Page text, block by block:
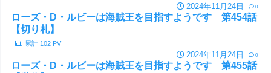
2024年11月24日 0
ローズ・D・ルビーは海賊王を目指すようです 第454話
【切り札】
累計 102 PV
2024年11月24日 0
ローズ・D・ルビーは海賊王を目指すようです 第455話